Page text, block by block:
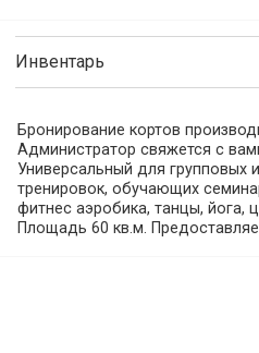
Инвентарь
Бронирование кортов
Администратор свяжется с
Универсальный для групповых
тренировок, обучающих
фитнес аэробика, танцы, йога,
Площадь 60 кв.м.